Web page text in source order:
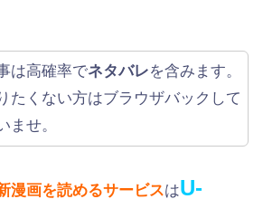
は高確率でネタバレを含みます。
たくない方はブラウザバックして
ませ。
漫画を読めるサービスはU-